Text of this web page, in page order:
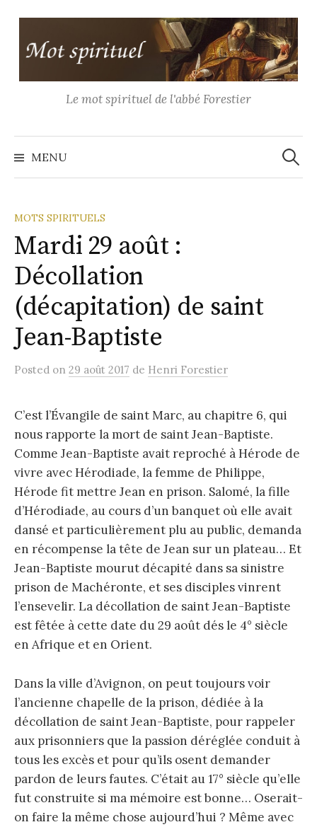
contenu
Le mot spirituel de l'abbé Forestier
MENU
MOTS SPIRITUELS
Mardi 29 août :
Décollation
(décapitation) de saint
Jean-Baptiste
Posted on 29 août 2017 de Henri Forestier
C’est l’Évangile de saint Marc, au chapitre 6, qui
nous rapporte la mort de saint Jean-Baptiste.
Comme Jean-Baptiste avait reproché à Hérode de
vivre avec Hérodiade, la femme de Philippe,
Hérode fit mettre Jean en prison. Salomé, la fille
d’Hérodiade, au cours d’un banquet où elle avait
dansé et particulièrement plu au public, demanda
en récompense la tête de Jean sur un plateau… Et
Jean-Baptiste mourut décapité dans sa sinistre
prison de Machéronte, et ses disciples vinrent
l’ensevelir. La décollation de saint Jean-Baptiste
est fêtée à cette date du 29 août dés le 4° siècle
en Afrique et en Orient.
Dans la ville d’Avignon, on peut toujours voir
l’ancienne chapelle de la prison, dédiée à la
décollation de saint Jean-Baptiste, pour rappeler
aux prisonniers que la passion déréglée conduit à
tous les excès et pour qu’ils osent demander
pardon de leurs fautes. C’était au 17° siècle qu’elle
fut construite si ma mémoire est bonne… Oserait-
on faire la même chose aujourd’hui ? Même avec